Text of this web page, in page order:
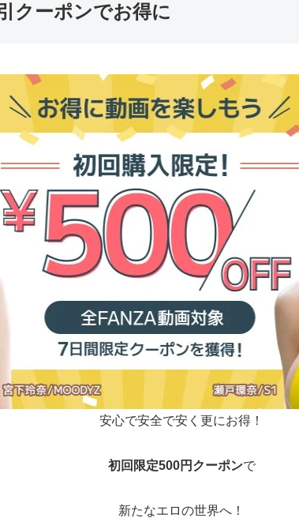
クーポンでお得に
安心で安全で安く更にお得！
初回限定500円クーポンで
新たなエロの世界へ！